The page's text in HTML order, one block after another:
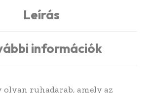
Leírás
információk
olyan ruhadarab, amely az